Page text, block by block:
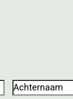
Achternaam